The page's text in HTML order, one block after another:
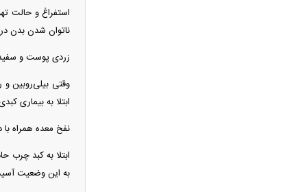
استفراغ و حالت
ناتوان شدن بدن
زردی پوست و
وقتی بیلی‌روبین و
ابتلا به بیماری
نفخ معده همراه با
ابتلا به کبد چرب
به این وضعیت